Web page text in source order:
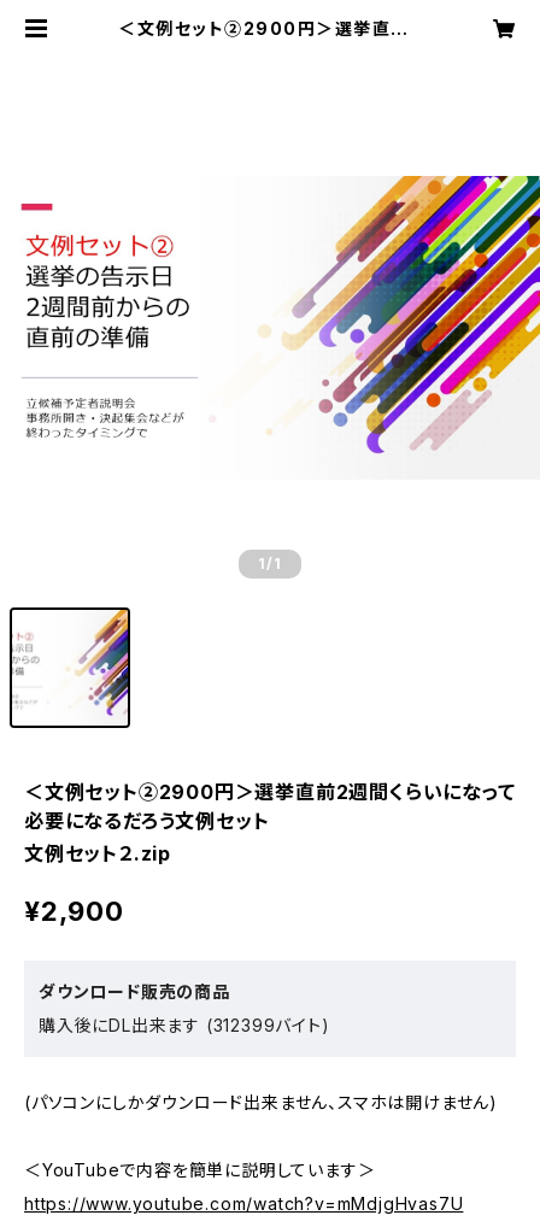
＜文例セット②2900円＞選挙直前2
1 /1
＜文例セット②2900円＞選挙直前2週間くらいになって
必要になるだろう文例セット
文例セット２.zip
¥2,900
ダウンロード販売の商品
購入後にDL出来ます (312399バイト)
(パソコンにしかダウンロード出来ません、スマホは開けません)
＜YouTubeで内容を簡単に説明しています＞
https://www.youtube.com/watch?v=mMdjgHvas7U